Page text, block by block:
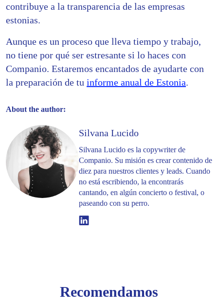
contribuye a la transparencia de las empresas
estonias.
Aunque es un proceso que lleva tiempo y trabajo,
no tiene por qué ser estresante si lo haces con
Companio. Estaremos encantados de ayudarte con
la preparación de tu informe anual de Estonia.
About the author:
Silvana Lucido
Silvana Lucido es la copywriter de
Companio. Su misión es crear contenido de
diez para nuestros clientes y leads. Cuando
no está escribiendo, la encontrarás
cantando, en algún concierto o festival, o
paseando con su perro.
Linkedin
Recomendamos